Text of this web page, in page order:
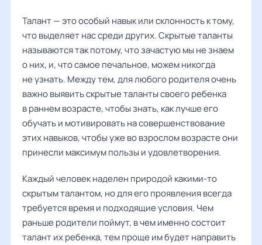
Талант — это особый навык или склонность к тому,
что выделяет нас среди других. Скрытые таланты
называются так потому, что зачастую мы не знаем
о них, и, что самое печальное, можем никогда
не узнать. Между тем, для любого родителя очень
важно выявить скрытые таланты своего ребенка
в раннем возрасте, чтобы знать, как лучше его
обучать и мотивировать на совершенствование
этих навыков, чтобы уже во взрослом возрасте они
принесли максимум пользы и удовлетворения.
Каждый человек наделен природой какими-то
скрытым талантом, но для его проявления всегда
требуется время и подходящие условия. Чем
раньше родители поймут, в чем именно состоит
талант их ребенка, тем проще им будет направить